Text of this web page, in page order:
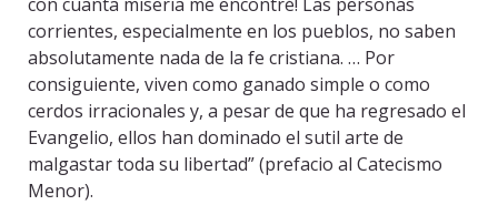
corrientes, especialmente en los pueblos, no saben
absolutamente nada de la fe cristiana. … Por
consiguiente, viven como ganado simple o como
cerdos irracionales y, a pesar de que ha regresado el
Evangelio, ellos han dominado el sutil arte de
malgastar toda su libertad” (prefacio al Catecismo
Menor).